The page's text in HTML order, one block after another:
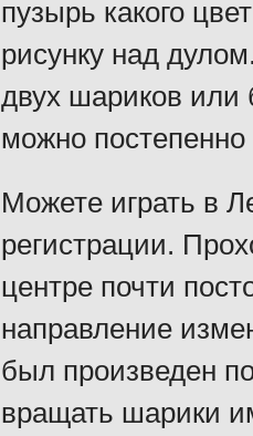
пузырь какого
рисунку над
двух шариков или
можно постепенно
Можете играть в
регистрации.
центре почти
направление
был произведен
вращать шарики